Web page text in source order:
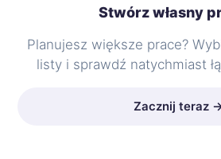
Stwórz własny
Planujesz większe prace?
listy i sprawdź natychmiast
Zacznij teraz